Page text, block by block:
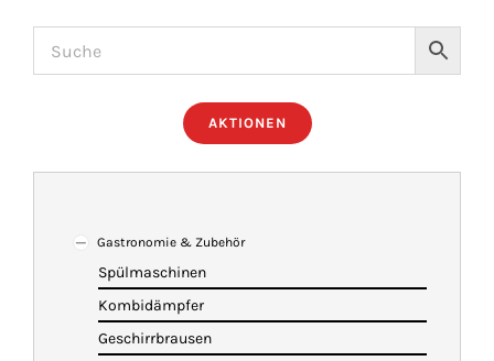
NEWS
ÜBER UNS
IMBISSANHÄNGER
KATALOG
VIDEOS
AKTIONEN
Gastronomie & Zubehör
Spülmaschinen
Kombidämpfer
Geschirrbrausen